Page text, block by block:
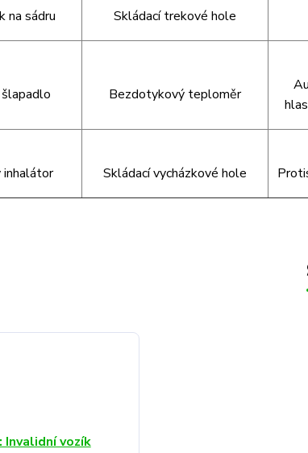
na sádru Skládací trekové hole
Bezdotykový teploměr
Skládací vycházkové hole